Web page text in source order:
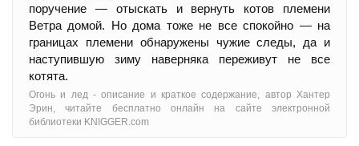
поручение — отыскать и вернуть котов племени
Ветра домой. Но дома тоже не все спокойно — на
границах племени обнаружены чужие следы, да и
наступившую зиму наверняка переживут не все
котята.
Огонь и лед - oписание и краткое содержание, автор Хантер
Эрин, читайте бесплатно онлайн на сайте электронной
библиотеки KNIGGER.com